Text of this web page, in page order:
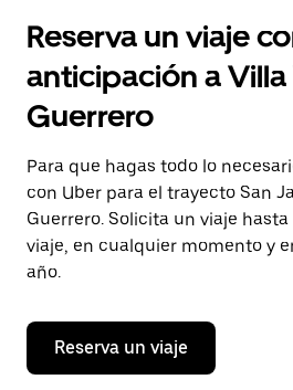
el
y
selecciona
una
Presiona
la
tecla Esc
para
cerrar
el
calendario.
Reserva un viaje
anticipación a
Guerrero
Para que hagas todo lo
con Uber para el trayecto San
Guerrero. Solicita un viaje
viaje, en cualquier momento y
año.
Reserva un viaje